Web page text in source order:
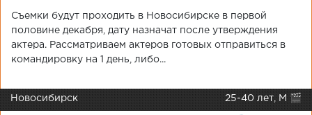
Съемки будут проходить в Новосибирске в первой
половине декабря, дату назначат после утверждения
актера. Рассматриваем актеров готовых отправиться в
командировку на 1 день, либо...
Новосибирск 25-40 лет, М 🎬